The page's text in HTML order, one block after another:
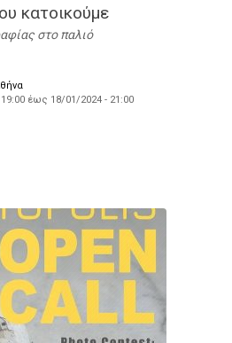
κατοικούμε
στο παλιό
έως 18/01/2024 - 21:00